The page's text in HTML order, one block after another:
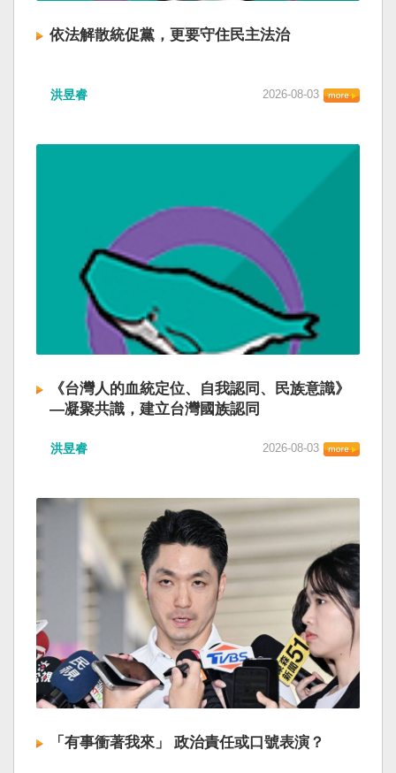
依法解散統促黨，更要守住民主法治
洪昱睿 2026-08-03
《台灣人的血統定位、自我認同、民族意識》
—凝聚共識，建立台灣國族認同
洪昱睿 2026-08-03
「有事衝著我來」 政治責任或口號表演？